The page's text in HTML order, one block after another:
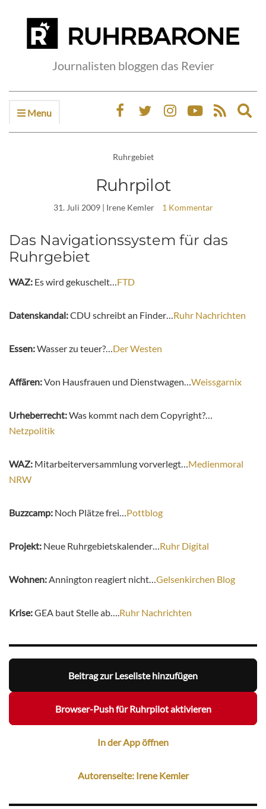
Journalisten bloggen das Revier
Menu
Ruhrgebiet
Ruhrpilot
31. Juli 2009| Irene Kemler 1 Kommentar
Das Navigationssystem für das
Ruhrgebiet
WAZ: Es wird gekuschelt…FTD
Datenskandal:CDU schreibt an Finder…Ruhr Nachrichten
Essen:Wasser zu teuer?…Der Westen
Affären:Von Hausfrauen und Dienstwagen…Weissgarnix
Urheberrecht:Was kommt nach dem Copyright?…
Netzpolitik
WAZ: Mitarbeiterversammlung vorverlegt…Medienmoral
NRW
Buzzcamp: Noch Plätze frei…Pottblog
Projekt: Neue Ruhrgebietskalender…Ruhr Digital
Wohnen:Annington reagiert nicht…Gelsenkirchen Blog
Krise:GEA baut Stelle ab….Ruhr Nachrichten
Beitrag zur Leseliste hinzufügen
Browser-Push für Ruhrpilot aktivieren
In der App öffnen
Autorenseite: Irene Kemler